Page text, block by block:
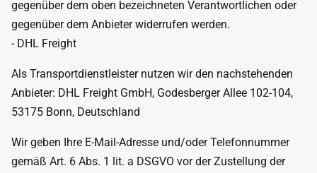
gegenüber dem oben bezeichneten Verantwortlichen oder
gegenüber dem Anbieter widerrufen werden.
- DHL Freight
Als Transportdienstleister nutzen wir den nachstehenden
Anbieter: DHL Freight GmbH, Godesberger Allee 102-104,
53175 Bonn, Deutschland
Wir geben Ihre E-Mail-Adresse und/oder Telefonnummer
gemäß Art. 6 Abs. 1 lit. a DSGVO vor der Zustellung der